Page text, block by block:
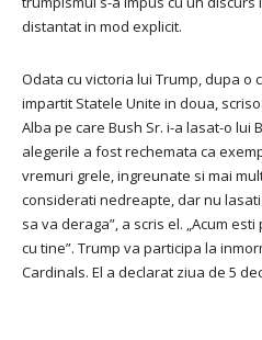
distantat in mod explicit.
Odata cu victoria lui Trump, dupa o
impartit Statele Unite in doua,
Alba pe care Bush Sr. i-a lasat-o lui
alegerile a fost rechemata ca
vremuri grele, ingreunate si mai
considerati nedreapte, dar nu
sa va deraga”, a scris el. „Acum
cu tine”. Trump va participa la
Cardinals. El a declarat ziua de 5